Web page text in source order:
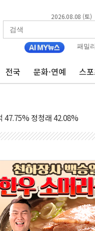
2026.08.08 (토)
패밀
전국 문화·연예 스
도, 호우 피해·통제구간 없어
공...金 45.42% vs 鄭
...47.75% vs 42.08%
정청래 43.27% 송영길
정청래 39.89% 송영길
족 현실화
해안 강한 비 이어져
에 치여 사망
숨져
혼 페널티' 22개 과제 손본다